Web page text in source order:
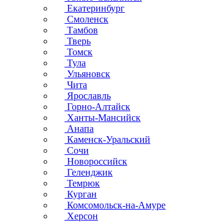
Екатеринбург
Смоленск
Тамбов
Тверь
Томск
Тула
Ульяновск
Чита
Ярославль
Горно-Алтайск
Ханты-Мансийск
Анапа
Каменск-Уральский
Сочи
Новороссийск
Геленджик
Темрюк
Курган
Комсомольск-на-Амуре
Херсон